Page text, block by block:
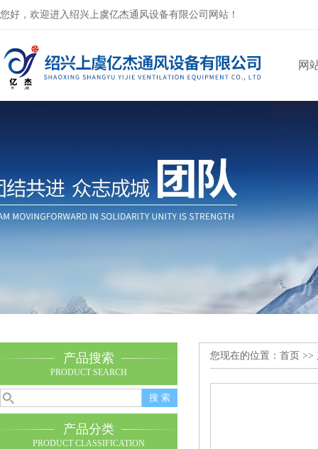
您好，欢迎进入绍兴上虞亿杰通风设备有限公司网站！
网
产品搜索
PRODUCT SEARCH
产品分类
PRODUCT CLASSIFICATION
您现在的位置： 首页 >>